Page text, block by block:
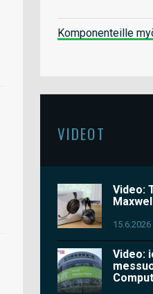
Komponenteille
VIDEOT
Video:
15.6.2026
Video: